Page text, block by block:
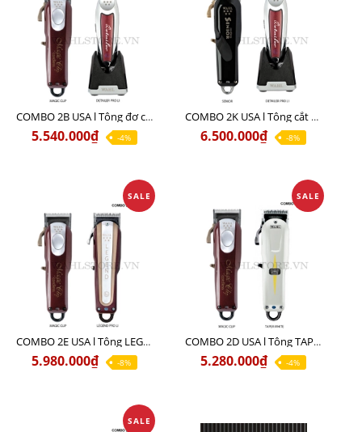
COMBO 2B USA l Tông đơ cắt Magic clip Red + Tông đơ viền Detailer Pro Li
5.540.000₫ -4%
COMBO 2K USA l Tông cắt SENIOR +Tông viền DETAILER PRO LI
6.500.000₫ -8%
SALE
COMBO 2E USA l Tông LEGEND PRO LI + Tông MAGIC CLIP
5.980.000₫ -8%
SALE
COMBO 2D USA l Tông TAPER WHITE + Tông MAGIC CLIP
5.280.000₫ -4%
SALE